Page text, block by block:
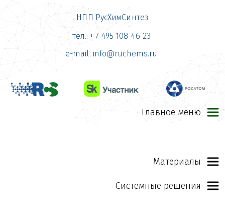
НПП РусХимСинтез
тел.: + 7 495 108-46-23
e-mail: info@ruchems.ru